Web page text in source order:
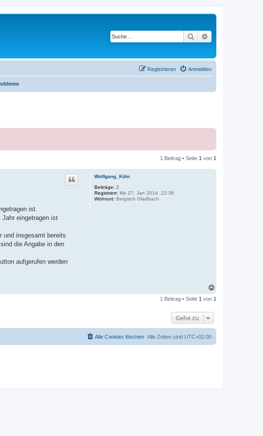
Suche
Anmelden
Registrieren
1 Beitrag • Seite 1 von 1
Wolfgang_Köln
Beiträge: 2
Registriert: Mo 27. Jan 2014, 22:36
Wohnort: Bergisch Gladbach
ist.
eingetragen ist
und insgesamt bereits
die Angabe in den
aufgerufen werden
c
1 Beitrag • Seite 1 von 1
Gehe zu
Alle Zeiten sind UTC+02:00
Alle Cookies löschen